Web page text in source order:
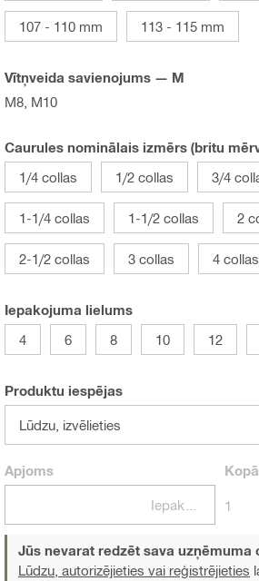
107 - 110 mm 113 - 115 mm
Vītņveida savienojums — M
M8, M10
Caurules nominālais izmērs (britu
1/4 collas
1/2 collas 3/4
1-1/4 collas 1-1/2 collas 2
2-1/2 collas 3 collas 4 collas
Iepakojuma lielums
4
6 8 10 12
Produktu iespējas
Lūdzu, izvēlieties
Apjoms Kopā
1
Jūs nevarat redzēt sava uzņēmuma
Lūdzu, autorizējieties vai reģistrējieties